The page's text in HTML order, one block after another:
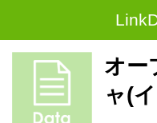
オー
ャ(